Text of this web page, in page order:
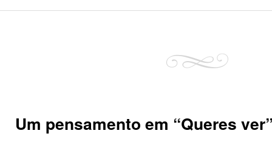
Um pensamento em “Queres ver